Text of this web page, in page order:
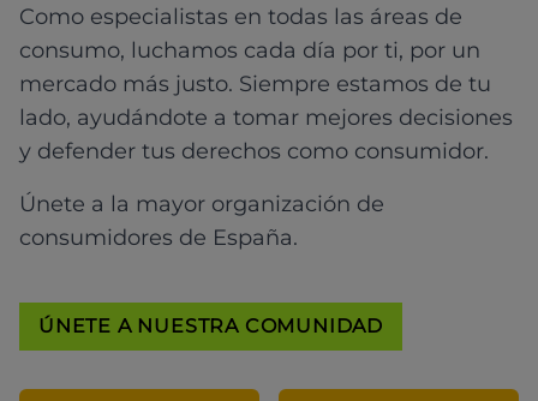
Como especialistas en todas las áreas de
consumo, luchamos cada día por ti, por un
mercado más justo. Siempre estamos de tu
lado, ayudándote a tomar mejores decisiones
y defender tus derechos como consumidor.
Únete a la mayor organización de
consumidores de España.
ÚNETE A NUESTRA COMUNIDAD